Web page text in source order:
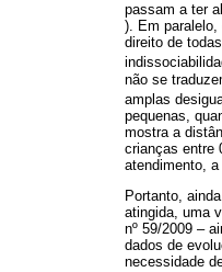
passam a ter
). Em
direito de
não se
amplas
pequenas,
mostra a
crianças entre
atendimento,
Portanto,
atingida, uma
nº 59/2009 –
dados de
necessidade